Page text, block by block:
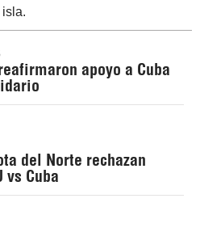
apoyo a Cuba
del Norte rechazan
vs Cuba